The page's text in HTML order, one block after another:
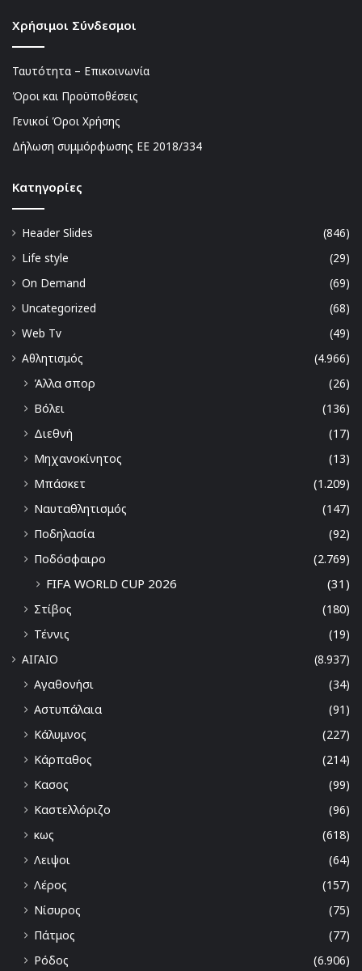
Χρήσιμοι Σύνδεσμοι
Ταυτότητα – Επικοινωνία
Όροι και Προϋποθέσεις
Γενικοί Όροι Χρήσης
Δήλωση συμμόρφωσης ΕΕ 2018/334
Kατηγορίες
Header Slides
(846)
Life style
(29)
On Demand
(69)
Uncategorized
(68)
Web Tv
(49)
Αθλητισμός
(4.966)
Άλλα σπορ
(26)
Βόλει
(136)
Διεθνή
(17)
Μηχανοκίνητος
(13)
Μπάσκετ
(1.209)
Ναυταθλητισμός
(147)
Ποδηλασία
(92)
Ποδόσφαιρο
(2.769)
FIFA WORLD CUP 2026 (31)
Στίβος
(180)
Τέννις
(19)
ΑΙΓΑΙΟ
(8.937)
Αγαθονήσι
(34)
Αστυπάλαια
(91)
Κάλυμνος
(227)
Κάρπαθος
(214)
Κασος
(99)
Καστελλόριζο
(96)
κως
(618)
Λειψοι
(64)
Λέρος
(157)
Νίσυρος
(75)
Πάτμος
(77)
Ρόδος
(6.906)